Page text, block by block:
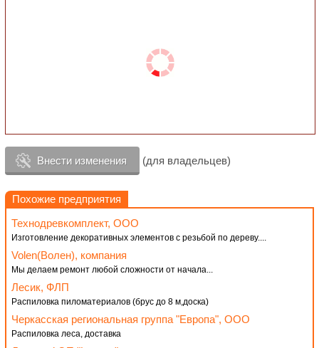
Внести изменения (для владельцев)
Похожие предприятия
Технодревкомплект, ООО
Изготовление декоративных элементов с резьбой по дереву....
Volen(Волен), компания
Мы делаем ремонт любой сложности от начала...
Лесик, ФЛП
Распиловка пиломатериалов (брус до 8 м,доска)
Черкасская региональная группа "Европа", ООО
Распиловка леса, доставка